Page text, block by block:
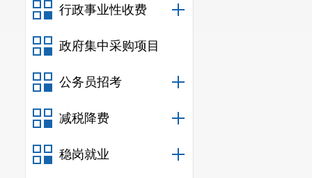
行政事业性收费
政府集中采购项目
公务员招考
减税降费
稳岗就业